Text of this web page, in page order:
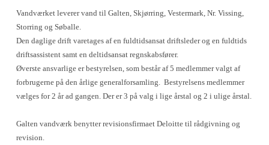
Vandværket leverer vand til Galten, Skjørring, Vestermark, Nr. Vissing,
Storring og Søballe.
Den daglige drift varetages af en fuldtidsansat driftsleder og en fuldtids
driftsassistent samt en deltidsansat regnskabsfører.
Øverste ansvarlige er bestyrelsen, som består af 5 medlemmer valgt af
forbrugerne på den årlige generalforsamling. Bestyrelsens medlemmer
vælges for 2 år ad gangen. Der er 3 på valg i lige årstal og 2 i ulige årstal.
Galten vandværk benytter revisionsfirmaet Deloitte til rådgivning og
revision.